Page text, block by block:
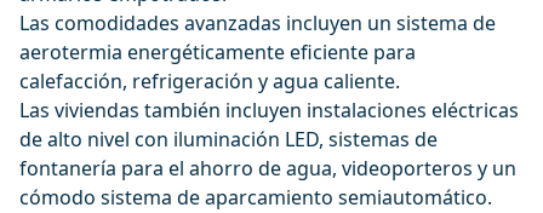
Las comodidades avanzadas incluyen un sistema de
aerotermia energéticamente eficiente para
calefacción, refrigeración y agua caliente.
Las viviendas también incluyen instalaciones eléctricas
de alto nivel con iluminación LED, sistemas de
fontanería para el ahorro de agua, videoporteros y un
cómodo sistema de aparcamiento semiautomático.